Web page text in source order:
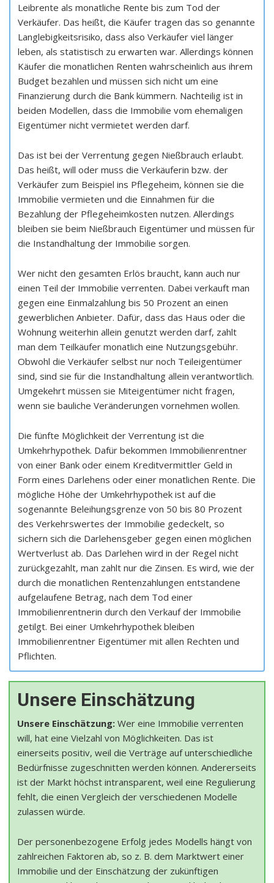
Leibrente als monatliche Rente bis zum Tod der
Verkäufer. Das heißt, die Käufer tragen das so genannte
Langlebigkeitsrisiko, dass also Verkäufer viel länger
leben, als statistisch zu erwarten war. Allerdings können
Käufer die monatlichen Renten wahrscheinlich aus ihrem
Budget bezahlen und müssen sich nicht um eine
Finanzierung durch die Bank kümmern. Nachteilig ist in
beiden Modellen, dass die Immobilie vom ehemaligen
Eigentümer nicht vermietet werden darf.
Das ist bei der Verrentung gegen Nießbrauch erlaubt.
Das heißt, will oder muss die Verkäuferin bzw. der
Verkäufer zum Beispiel ins Pflegeheim, können sie die
Immobilie vermieten und die Einnahmen für die
Bezahlung der Pflegeheimkosten nutzen. Allerdings
bleiben sie beim Nießbrauch Eigentümer und müssen für
die Instandhaltung der Immobilie sorgen.
Wer nicht den gesamten Erlös braucht, kann auch nur
einen Teil der Immobilie verrenten. Dabei verkauft man
gegen eine Einmalzahlung bis 50 Prozent an einen
gewerblichen Anbieter. Dafür, dass das Haus oder die
Wohnung weiterhin allein genutzt werden darf, zahlt
man dem Teilkäufer monatlich eine Nutzungsgebühr.
Obwohl die Verkäufer selbst nur noch Teileigentümer
sind, sind sie für die Instandhaltung allein verantwortlich.
Umgekehrt müssen sie Miteigentümer nicht fragen,
wenn sie bauliche Veränderungen vornehmen wollen.
Die fünfte Möglichkeit der Verrentung ist die
Umkehrhypothek. Dafür bekommen Immobilienrentner
von einer Bank oder einem Kreditvermittler Geld in
Form eines Darlehens oder einer monatlichen Rente. Die
mögliche Höhe der Umkehrhypothek ist auf die
sogenannte Beleihungsgrenze von 50 bis 80 Prozent
des Verkehrswertes der Immobilie gedeckelt, so
sichern sich die Darlehensgeber gegen einen möglichen
Wertverlust ab. Das Darlehen wird in der Regel nicht
zurückgezahlt, man zahlt nur die Zinsen. Es wird, wie der
durch die monatlichen Rentenzahlungen entstandene
aufgelaufene Betrag, nach dem Tod einer
Immobilienrentnerin durch den Verkauf der Immobilie
getilgt. Bei einer Umkehrhypothek bleiben
Immobilienrentner Eigentümer mit allen Rechten und
Pflichten.
Unsere Einschätzung
Unsere Einschätzung: Wer eine Immobilie verrenten
will, hat eine Vielzahl von Möglichkeiten. Das ist
einerseits positiv, weil die Verträge auf unterschiedliche
Bedürfnisse zugeschnitten werden können. Andererseits
ist der Markt höchst intransparent, weil eine Regulierung
fehlt, die einen Vergleich der verschiedenen Modelle
zulassen würde.
Der personenbezogene Erfolg jedes Modells hängt von
zahlreichen Faktoren ab, so z. B. dem Marktwert einer
Immobilie und der Einschätzung der zukünftigen